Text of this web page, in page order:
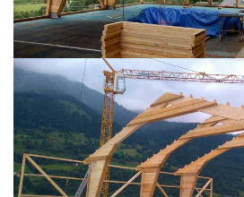
BILD ÖFFNEN